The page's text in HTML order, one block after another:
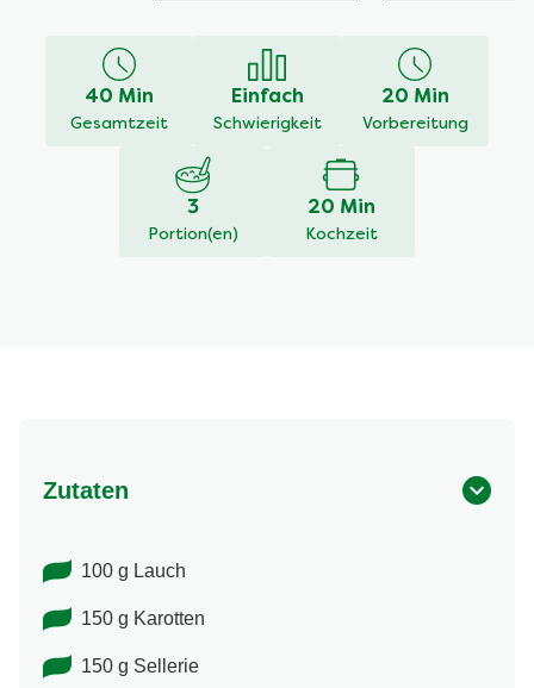
abgegeben40 Min
Gesamtzeit
Einfach
Schwierigkeit
20 Min
Vorbereitung
3
Portion(en)
20 Min
Kochzeit
Zutaten
100 g Lauch
150 g Karotten
150 g Sellerie